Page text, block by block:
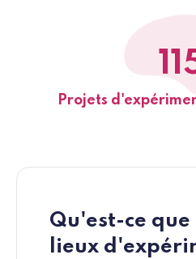
Projets
Qu'est-ce que
lieux